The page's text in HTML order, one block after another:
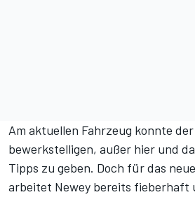
Am aktuellen Fahrzeug konnte
bewerkstelligen, außer hier und
Tipps zu geben. Doch für das
arbeitet Newey bereits fieberhaft